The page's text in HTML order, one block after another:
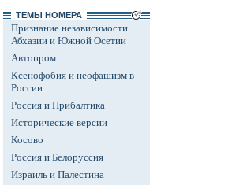
ТЕМЫ НОМЕРА
Признание независимости
Абхазии и Южной Осетии
Автопром
Ксенофобия и неофашизм в
России
Россия и Прибалтика
Исторические версии
Косово
Россия и Белоруссия
Израиль и Палестина